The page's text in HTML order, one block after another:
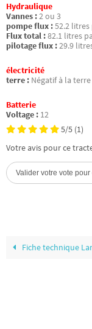
Hydraulique
Vannes :2 ou 3
pompe flux :52.2
Flux total :82.1 litres
pilotage flux :29.9
électricité
terre : Négatif à la terre
Batterie
Voltage : 12
5/5 (1)
Votre avis pour ce
Fiche technique